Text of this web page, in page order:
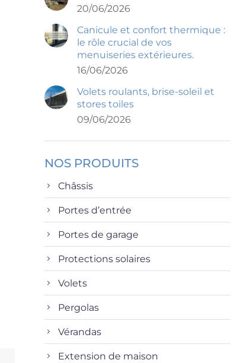
20/06/2026
Canicule et confort thermique :
le rôle crucial de vos
menuiseries extérieures.
16/06/2026
Volets roulants, brise-soleil et
stores toiles
09/06/2026
NOS PRODUITS
Châssis
Portes d’entrée
Portes de garage
Protections solaires
Volets
Pergolas
Vérandas
Extension de maison